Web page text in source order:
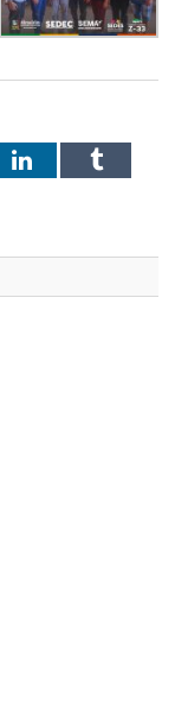
LinkedInTumblr